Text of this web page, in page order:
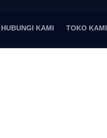
HUBUNGI KAMI TOKO KAMI